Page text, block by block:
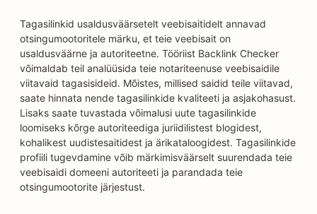
Tagasilinkid usaldusväärsetelt veebisaitidelt annavad
otsingumootoritele märku, et teie veebisait on
usaldusväärne ja autoriteetne. Tööriist Backlink Checker
võimaldab teil analüüsida teie notariteenuse veebisaidile
viitavaid tagasisideid. Mõistes, millised saidid teile viitavad,
saate hinnata nende tagasilinkide kvaliteeti ja asjakohasust.
Lisaks saate tuvastada võimalusi uute tagasilinkide
loomiseks kõrge autoriteediga juriidilistest blogidest,
kohalikest uudistesaitidest ja ärikataloogidest. Tagasilinkide
profiili tugevdamine võib märkimisväärselt suurendada teie
veebisaidi domeeni autoriteeti ja parandada teie
otsingumootorite järjestust.